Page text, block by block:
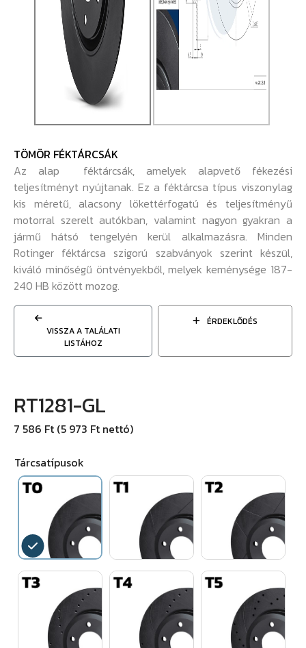
TÖMÖR FÉKTÁRCSÁK
Az alap féktárcsák, amelyek alapvető fékezési
teljesítményt nyújtanak. Ez a féktárcsa típus viszonylag
kis méretű, alacsony lökettérfogatú és teljesítményű
motorral szerelt autókban, valamint nagyon gyakran a
jármű hátsó tengelyén kerül alkalmazásra. Minden
Rotinger féktárcsa szigorú szabványok szerint készül,
kiváló minőségű öntvényekből, melyek keménysége 187-
240 HB között mozog.
VISSZA A TALÁLATI
LISTÁHOZ
ÉRDEKLŐDÉS
RT1281-GL
7 586 Ft (5 973 Ft nettó)
Tárcsatípusok